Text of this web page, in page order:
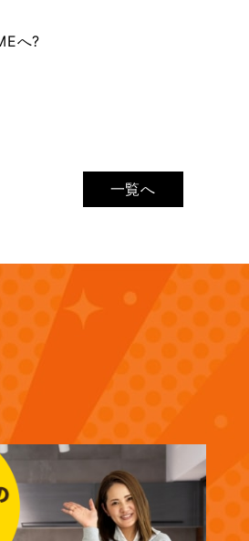
へ?
一覧へ